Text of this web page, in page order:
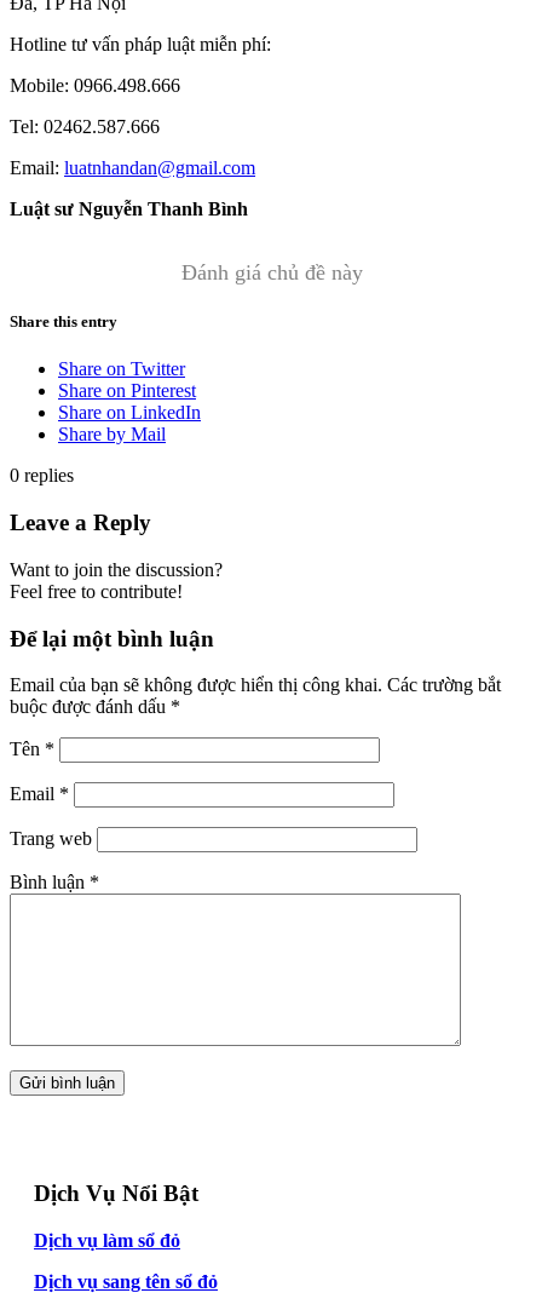
Hotline tư vấn pháp luật miễn phí:
Mobile: 0966.498.666
Tel: 02462.587.666
Email: luatnhandan@gmail.com
Luật sư Nguyễn Thanh Bình
Đánh giá chủ đề này
Share this entry
Share on Twitter
Share on Pinterest
Share on LinkedIn
Share by Mail
0 replies
Leave a Reply
Want to join the discussion?
Feel free to contribute!
Để lại một bình luận
Email của bạn sẽ không được hiển thị công khai. Các trường bắt
buộc được đánh dấu *
Tên *
Email *
Trang web
Bình luận *
Dịch Vụ Nổi Bật
Dịch vụ làm sổ đỏ
Dịch vụ sang tên sổ đỏ